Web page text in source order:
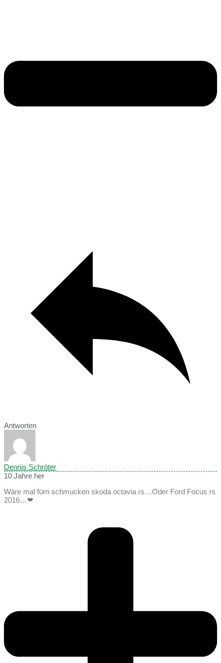
Antworten
Dennis Schröter
10 Jahre her
Wäre mal fürn schmucken skoda octavia rs…Oder Ford Focus rs
2016…❤